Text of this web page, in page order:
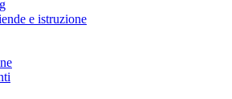
e istruzione